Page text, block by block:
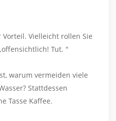
Vielleicht rollen Sie
Tut. "
warum vermeiden viele
Stattdessen
Tasse Kaffee.